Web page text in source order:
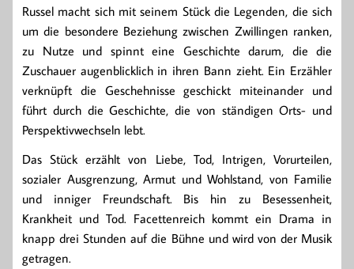
Russel macht sich mit seinem Stück die Legenden, die sich
um die besondere Beziehung zwischen Zwillingen ranken,
zu Nutze und spinnt eine Geschichte darum, die die
Zuschauer augenblicklich in ihren Bann zieht. Ein Erzähler
verknüpft die Geschehnisse geschickt miteinander und
führt durch die Geschichte, die von ständigen Orts- und
Perspektivwechseln lebt.
Das Stück erzählt von Liebe, Tod, Intrigen, Vorurteilen,
sozialer Ausgrenzung, Armut und Wohlstand, von Familie
und inniger Freundschaft. Bis hin zu Besessenheit,
Krankheit und Tod. Facettenreich kommt ein Drama in
knapp drei Stunden auf die Bühne und wird von der Musik
getragen.